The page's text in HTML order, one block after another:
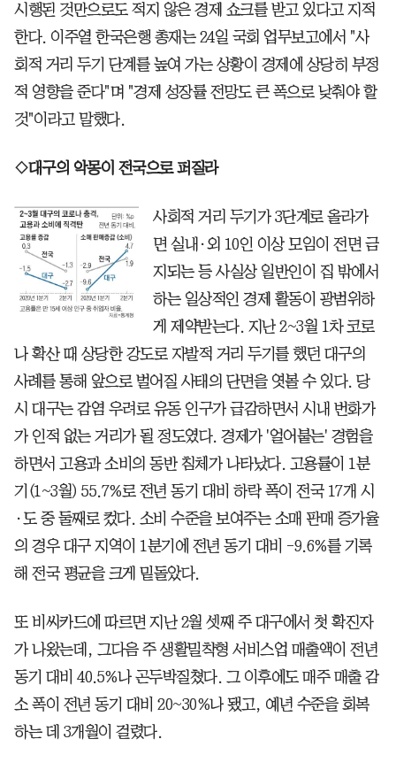
시행된 것만으로도 적지 않은 경제 쇼크를 받고 있다고 지적
한다. 이주열 한국은행 총재는 24일 국회 업무보고에서 "사
회적 거리 두기 단계를 높여 가는 상황이 경제에 상당히 부정
적 영향을 준다"며 "경제 성장률 전망도 큰 폭으로 낮춰야 할
것"이라고 말했다.
◇대구의 악몽이 전국으로 퍼질라
사회적 거리 두기가 3단계로 올라가
면 실내·외 10인 이상 모임이 전면 금
지되는 등 사실상 일반인이 집 밖에서
하는 일상적인 경제 활동이 광범위하
게 제약받는다. 지난 2~3월 1차 코로
나 확산 때 상당한 강도로 자발적 거리 두기를 했던 대구의
사례를 통해 앞으로 벌어질 사태의 단면을 엿볼 수 있다. 당
시 대구는 감염 우려로 유동 인구가 급감하면서 시내 번화가
가 인적 없는 거리가 될 정도였다. 경제가 '얼어붙는' 경험을
하면서 고용과 소비의 동반 침체가 나타났다. 고용률이 1분
기(1~3월) 55.7%로 전년 동기 대비 하락 폭이 전국 17개 시
·도 중 둘째로 컸다. 소비 수준을 보여주는 소매 판매 증가율
의 경우 대구 지역이 1분기에 전년 동기 대비 -9.6%를 기록
해 전국 평균을 크게 밑돌았다.
또 비씨카드에 따르면 지난 2월 셋째 주 대구에서 첫 확진자
가 나왔는데, 그다음 주 생활밀착형 서비스업 매출액이 전년
동기 대비 40.5%나 곤두박질쳤다. 그 이후에도 매주 매출 감
소 폭이 전년 동기 대비 20~30%나 됐고, 예년 수준을 회복
하는 데 3개월이 걸렸다.